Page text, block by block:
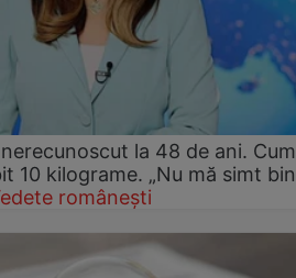
la 48 de ani. Cum
10 kilograme. „Nu mă simt
românești